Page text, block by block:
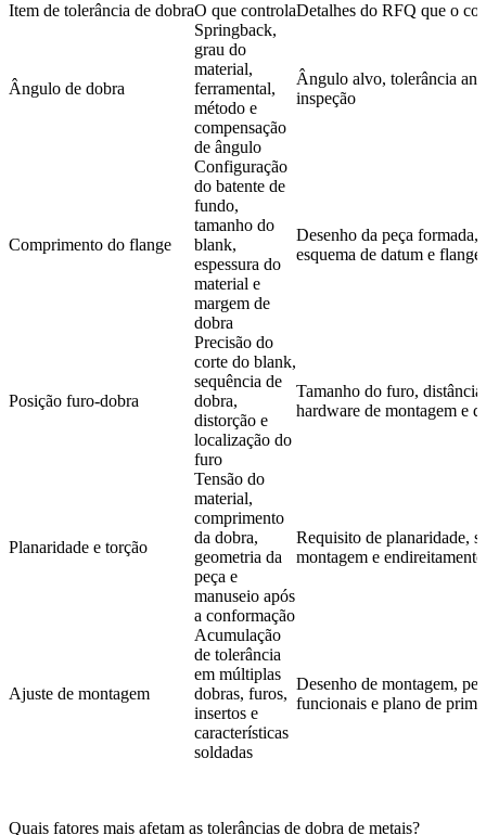
Item de tolerância de dobraO que controlaDetalhes do RFQ que o
Ângulo de dobra
Springback,
grau do
material,
ferramental,
método e
compensação
de ângulo
Ângulo alvo, tolerância
inspeção
Comprimento do flange
Configuração
do batente de
fundo,
tamanho do
blank,
espessura do
material e
margem de
dobra
Desenho da peça formada,
esquema de datum e
Posição furo-dobra
Precisão do
corte do blank,
sequência de
dobra,
distorção e
localização do
furo
Tamanho do furo,
hardware de montagem e
Planaridade e torção
Tensão do
material,
comprimento
da dobra,
geometria da
peça e
manuseio após
a conformação
Requisito de planaridade,
montagem e
Ajuste de montagem
Acumulação
de tolerância
em múltiplas
dobras, furos,
insertos e
características
soldadas
Desenho de montagem,
funcionais e plano de
Quais fatores mais afetam as tolerâncias de dobra de metais?